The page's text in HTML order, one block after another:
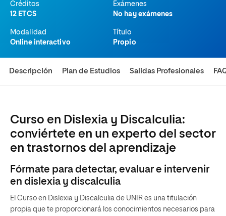
Créditos
12 ETCS
Exámenes
No hay exámenes
Modalidad
Online interactivo
Título
Propio
Descripción Plan de Estudios Salidas Profesionales
Curso en Dislexia y Discalculia:
conviértete en un experto del sector
en trastornos del aprendizaje
Fórmate para detectar, evaluar e intervenir
en dislexia y discalculia
El Curso en Dislexia y Discalculia de UNIR es una titulación
propia que te proporcionará los conocimientos necesarios para